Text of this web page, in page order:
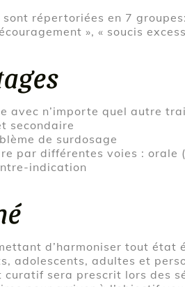
répertoriées en 7
», « soucis
avec n’importe quel autre
secondaire
de surdosage
par différentes voies :
indication
d’harmoniser tout
adolescents, adultes et
sera prescrit lors des